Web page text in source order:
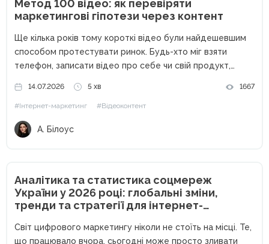
Метод 100 відео: як перевіряти
маркетингові гіпотези через контент
Ще кілька років тому короткі відео були найдешевшим
способом протестувати ринок. Будь-хто міг взяти
телефон, записати відео про себе чи свій продукт,
перших клієнтів. Сьогодні ситуація кардинально
змінилася. Кількість контенту зросла в рази,...
14.07.2026 5 хв 1667
#Інтернет-маркетинг #Відеоконтент
А. Білоус
Аналітика та статистика соцмереж
України у 2026 році: глобальні зміни,
тренди та стратегії для інтернет-
Світ цифрового маркетингу ніколи не стоїть на місці. Те,
що працювало вчора, сьогодні може просто зливати